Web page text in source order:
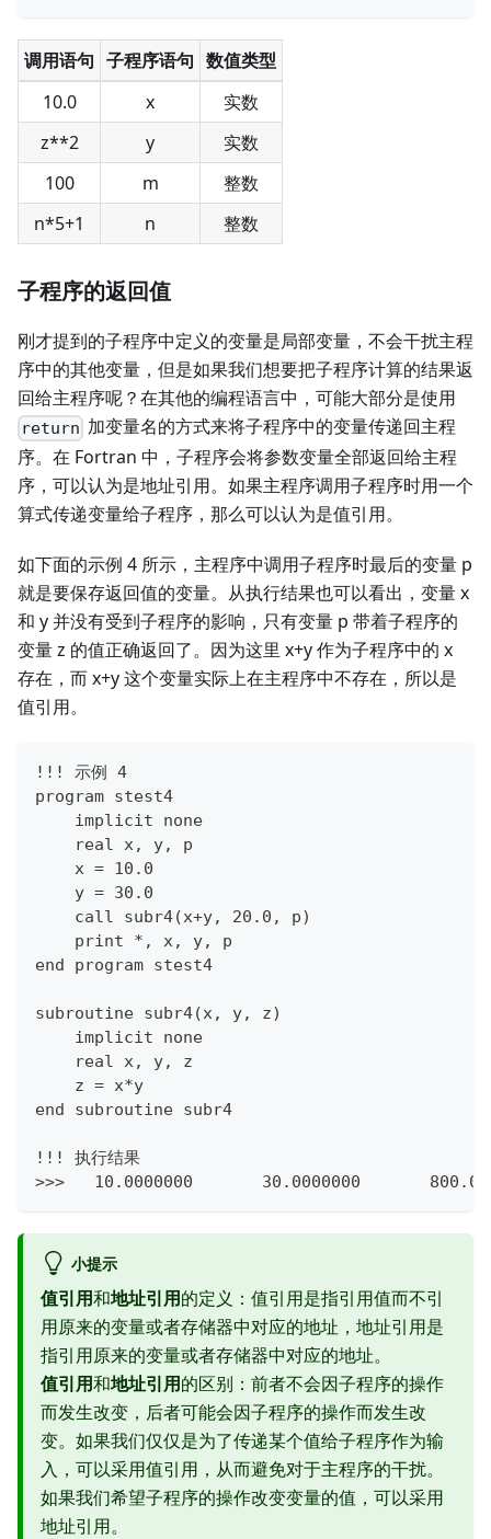
调用语句 子程序语句 数值类型
10.0
x
实数
z**2
y
实数
100
m
整数
n*5+1
n 整数
子程序的返回值
刚才提到的子程序中定义的变量是局部变量，不会干扰主程
序中的其他变量，但是如果我们想要把子程序计算的结果返
回给主程序呢？在其他的编程语言中，可能大部分是使用
return 加变量名的方式来将子程序中的变量传递回主程
序。在 Fortran 中，子程序会将参数变量全部返回给主程
序，可以认为是地址引用。如果主程序调用子程序时用一个
算式传递变量给子程序，那么可以认为是值引用。
如下面的示例 4 所示，主程序中调用子程序时最后的变量 p
就是要保存返回值的变量。从执行结果也可以看出，变量 x
和 y 并没有受到子程序的影响，只有变量 p 带着子程序的
变量 z 的值正确返回了。因为这里 x+y 作为子程序中的 x
存在，而 x+y 这个变量实际上在主程序中不存在，所以是
值引用。
!!! 示例 4
program stest4
    implicit none
    real x, y, p
    x = 10.0
    y = 30.0
    call subr4(x+y, 20.0, p)
    print *, x, y, p
end program stest4
subroutine subr4(x, y, z)
    implicit none
    real x, y, z
    z = x*y
end subroutine subr4
!!! 执行结果
>>>   10.0000000       30.0000000
小提示
值引用和地址引用的定义：值引用是指引用值而不引
用原来的变量或者存储器中对应的地址，地址引用是
指引用原来的变量或者存储器中对应的地址。
值引用和地址引用的区别：前者不会因子程序的操作
而发生改变，后者可能会因子程序的操作而发生改
变。如果我们仅仅是为了传递某个值给子程序作为输
入，可以采用值引用，从而避免对于主程序的干扰。
如果我们希望子程序的操作改变变量的值，可以采用
地址引用。